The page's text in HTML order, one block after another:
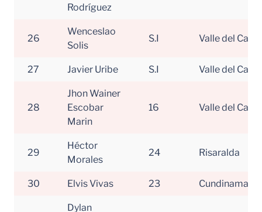
Rodríguez
26
Wenceslao
Solis
S.I Valle del
27 Javier Uribe S.I Valle del
28
Jhon Wainer
Escobar
Marin
16 Valle del
29
Héctor
Morales
24 Risaralda
30 Elvis Vivas 23
Dylan